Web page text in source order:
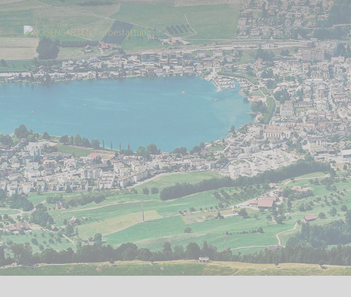
Start Über uns Aktuelles Pferdebestattung: Schweizer Qualität passt perfekt zum